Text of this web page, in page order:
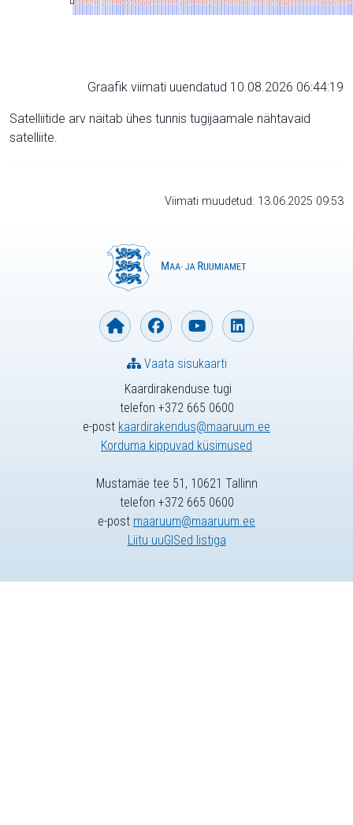
Graafik viimati uuendatud 10.08.2026 06:44:19
Satelliitide arv näitab ühes tunnis tugijaamale nähtavaid
satelliite.
Viimati muudetud: 13.06.2025 09:53
Kaardirakenduse tugi
telefon +372 665 0600
e-post kaardirakendus@maaruum.ee
Korduma kippuvad küsimused
Vaata sisukaarti
Mustamäe tee 51, 10621 Tallinn
telefon +372 665 0600
e-post maaruum@maaruum.ee
Liitu uuGISed listiga